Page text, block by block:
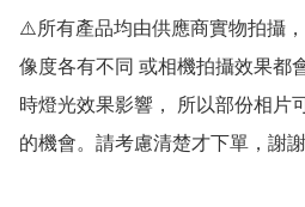
⚠️所有產品均由供應商實物拍攝
像度各有不同 或相機拍攝效果都
時燈光效果影響， 所以部份相片
的機會。請考慮清楚才下單，謝謝